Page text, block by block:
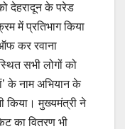
देहरादून के परेड
में प्रतिभाग किया
कर रवाना
सभी लोगों को
के नाम अभियान के
किया। मुख्यमंत्री ने
का वितरण भी